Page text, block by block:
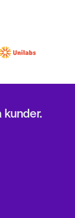
kunder.